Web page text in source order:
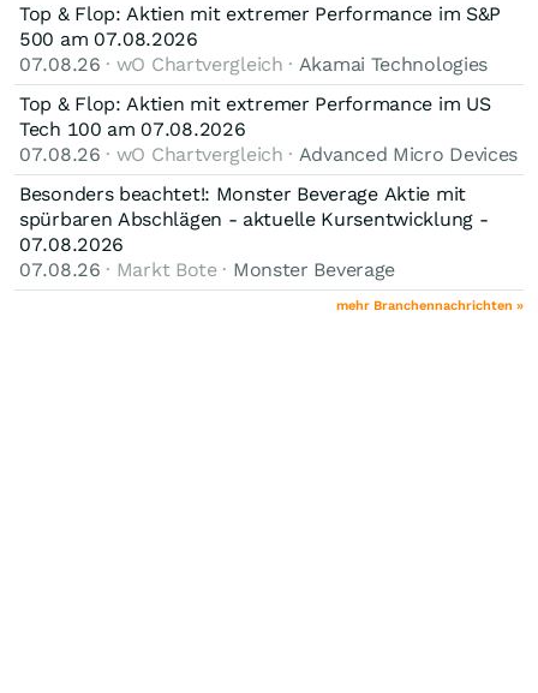
Top & Flop: Aktien mit extremer Performance im S&P
500 am 07.08.2026
07.08.26 · wO Chartvergleich · Akamai Technologies
Top & Flop: Aktien mit extremer Performance im US
Tech 100 am 07.08.2026
07.08.26 · wO Chartvergleich · Advanced Micro Devices
Besonders beachtet!: Monster Beverage Aktie mit
spürbaren Abschlägen - aktuelle Kursentwicklung -
07.08.2026
07.08.26 · Markt Bote · Monster Beverage
mehr Branchennachrichten »